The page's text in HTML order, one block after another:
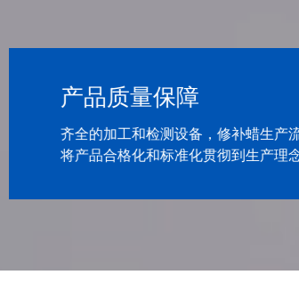
01 多年行业生产经验
10年磨一剑，打造品牌质量
专业的研发团队，十余年的蜡制品研发经验
产品质量保障
齐全的加工和检测设备，修补蜡生产
将产品合格化和标准化贯彻到生产理
04